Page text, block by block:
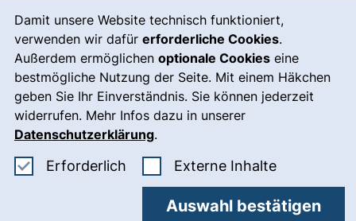
Damit unsere Website technisch funktioniert,
verwenden wir dafür erforderliche Cookies.
Außerdem ermöglichen optionale Cookies eine
bestmögliche Nutzung der Seite. Mit einem Häkchen
geben Sie Ihr Einverständnis. Sie können jederzeit
widerrufen. Mehr Infos dazu in unserer
Datenschutzerklärung.
Erforderlich Erforderliche Cookies akzeptieren
Externe Inhalte: Externe
Auswahl bestätigen
Leichte Sprache
Gebärdensprache
Notfall(externer Link, öffnet
Impressum
Barrierefreiheit
Datenschutz
Cookie-Einstellungen